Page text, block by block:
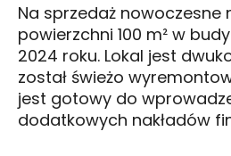
Na sprzedaż nowoczesne
powierzchni 100 m² w
2024 roku. Lokal jest
został świeżo
jest gotowy do
dodatkowych nakładów